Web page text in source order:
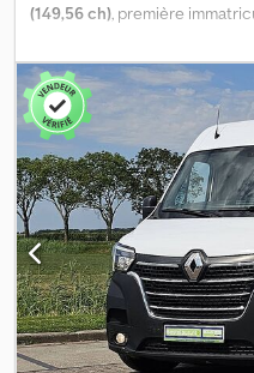
(149,56 ch), première
4x2, empattement:4 220 mm,
cabine conducteur:cabine
mécanique, nombre de
suspension:
, nombre
mm, largeur totale:2 060 mm,
de l'espace de chargement:3
chargement: 1 760 mm,
1 880 mm, Année de
CarPlay, Bluetooth,
régulateur de vitesse,
rétroviseur électrique,
accessoires supplémentaires
Cedozrubkopfx Ah Uorf -